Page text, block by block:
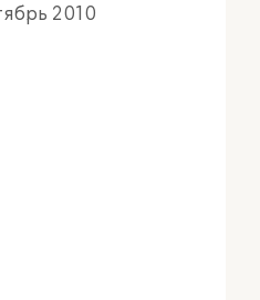
2010